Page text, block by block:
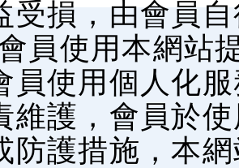
受損，由會員
員使用本網站
員使用個人化
維護，會員於
防護措施，本